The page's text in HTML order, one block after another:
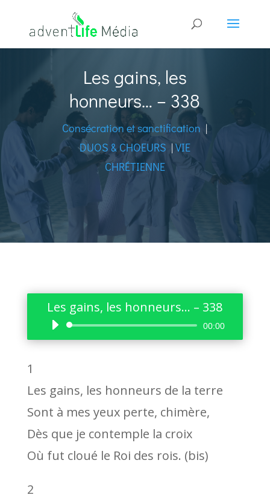
Les gains, les
honneurs… – 338
Consécration et sanctification |
DUOS & CHOEURS |VIE
CHRÉTIENNE
Les gains, les honneurs… – 338
Lecteur
audio
00:00
1
Les gains, les honneurs de la terre
Sont à mes yeux perte, chimère,
Dès que je contemple la croix
Où fut cloué le Roi des rois. (bis)
2